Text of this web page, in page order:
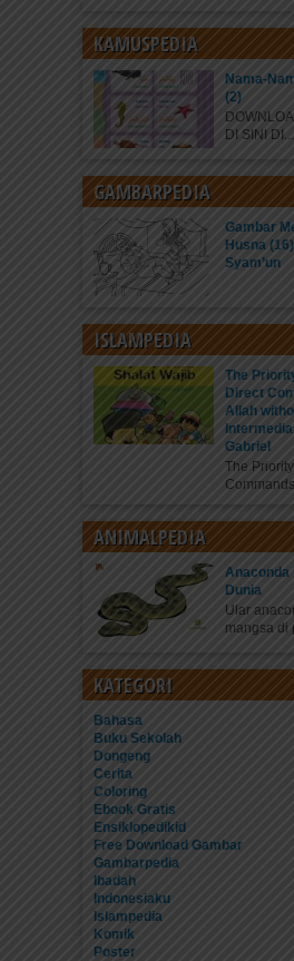
KAMUSPEDIA
Nama-
(2)
DI SINI DI...
GAMBARPEDIA
Gambar
Husna
Syam’un
ISLAMPEDIA
The
Direct
Allah
Gabriel
The
ANIMALPEDIA
Anaconda
Dunia
Ular
mangsa di
KATEGORI
Bahasa
Buku Sekolah
Dongeng
Cerita
Coloring
Ebook Gratis
Ensiklopedikid
Free Download Gambar
Gambarpedia
Ibadah
Indonesiaku
Islampedia
Komik
Poster